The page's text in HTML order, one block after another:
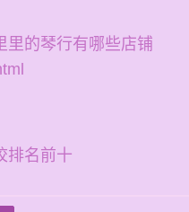
里的琴行有哪些店铺
排名前十